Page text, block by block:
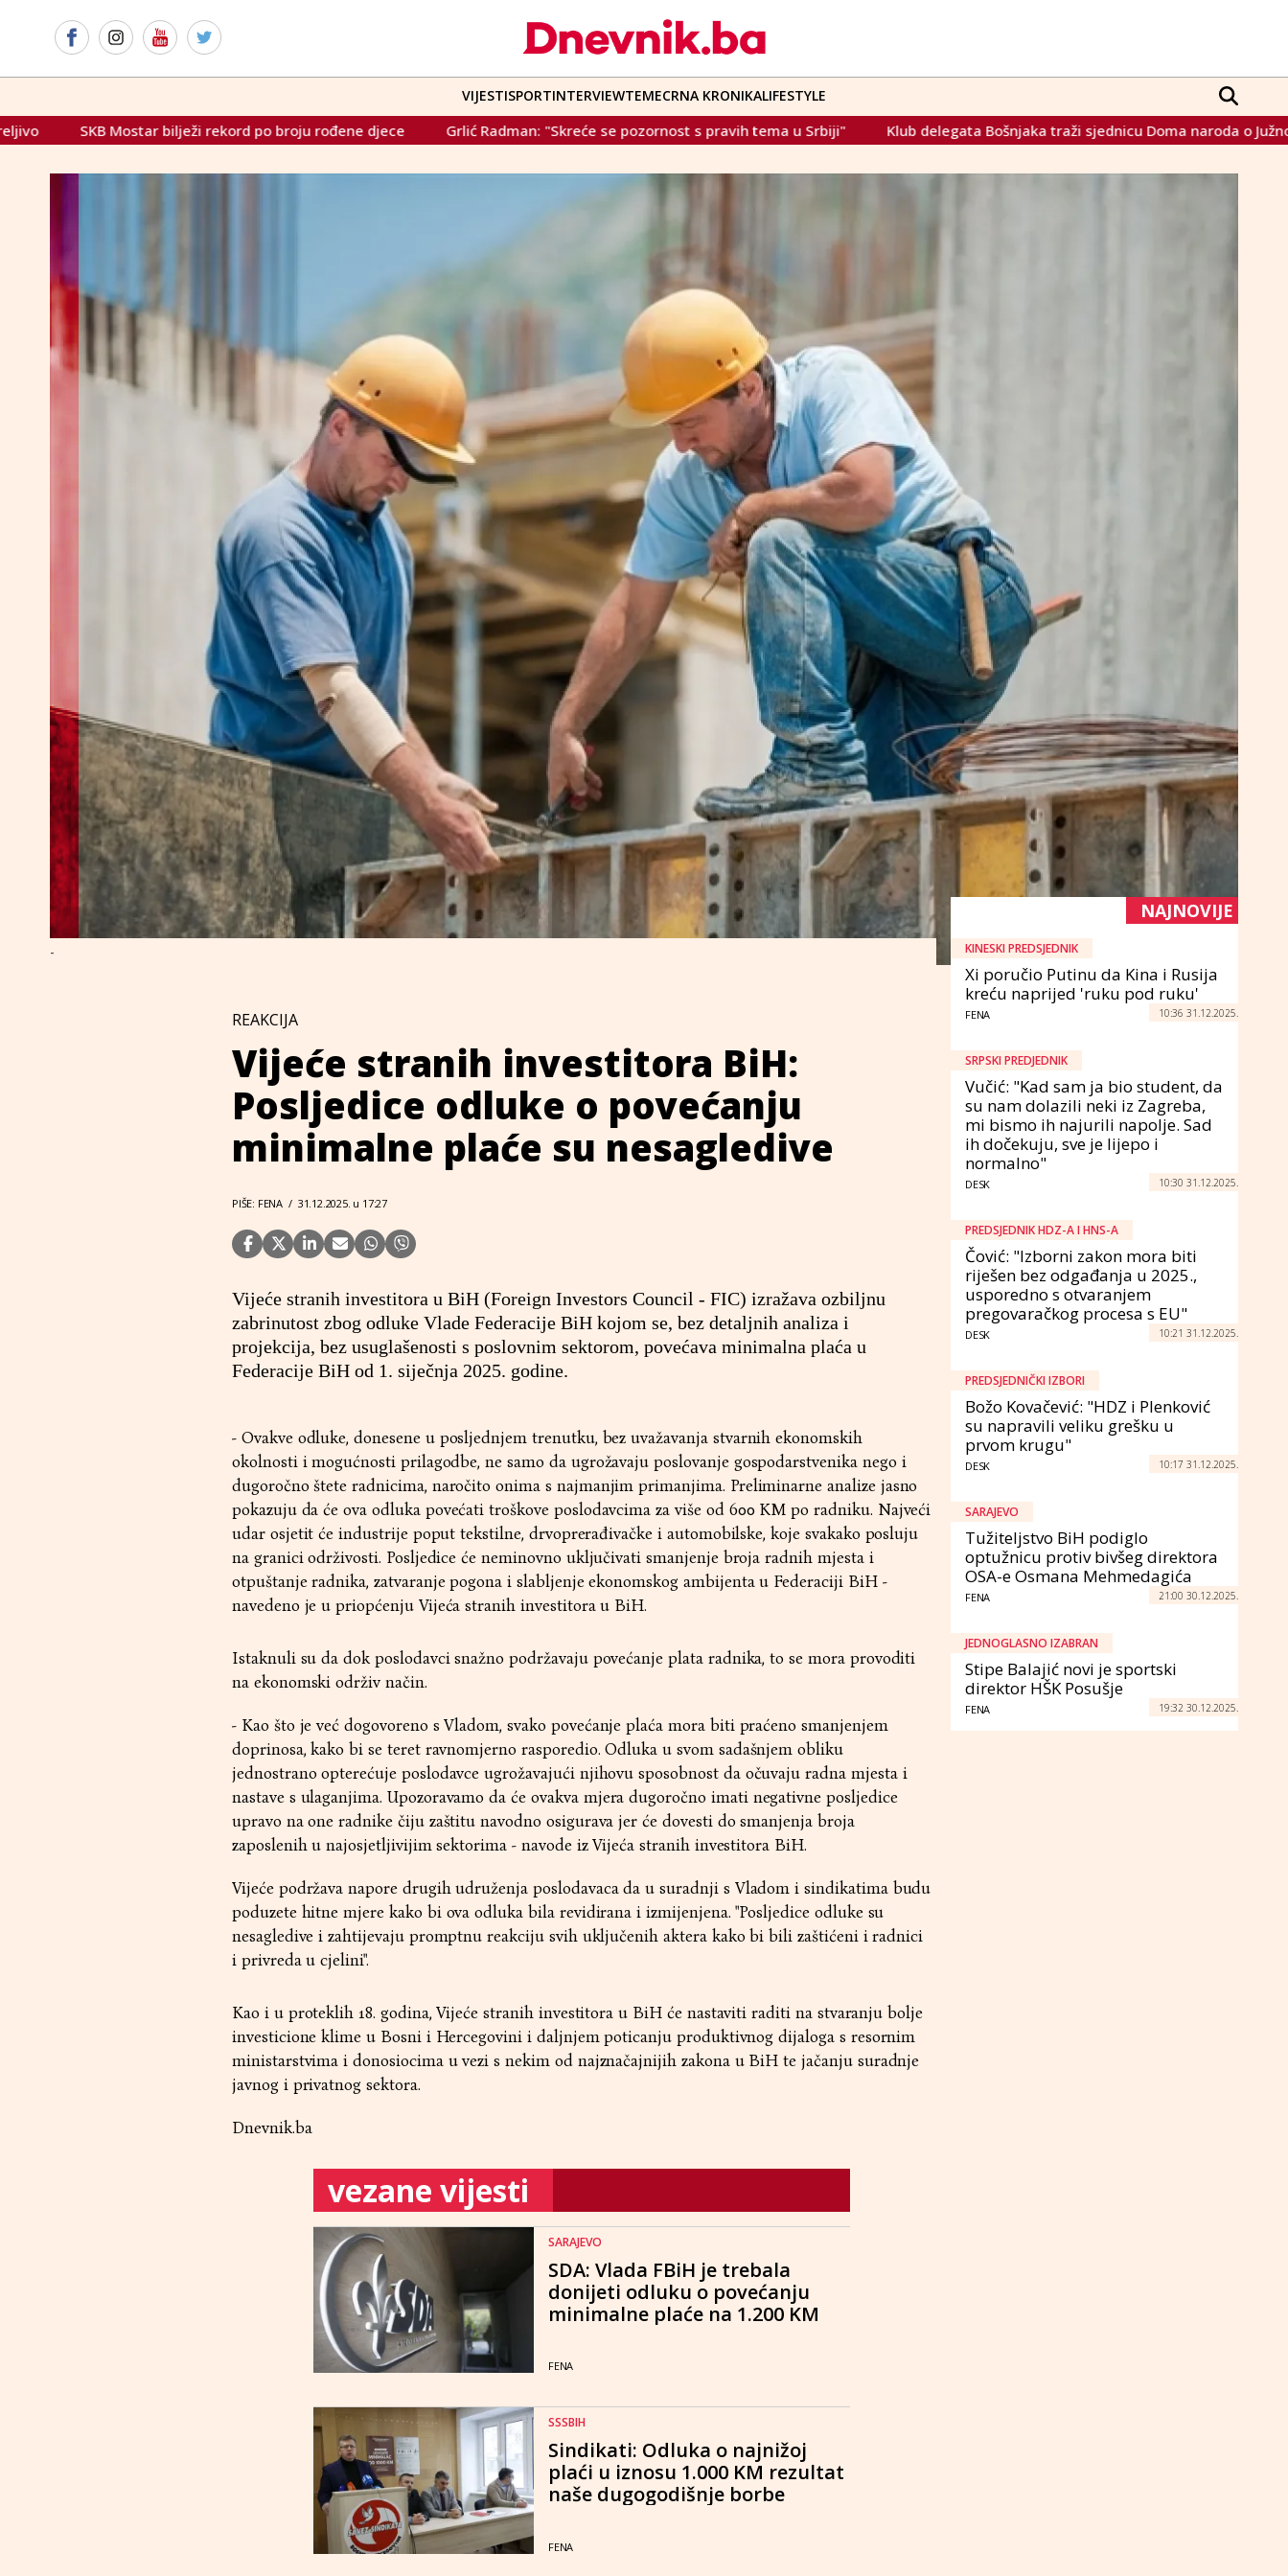
VIJESTISPORTINTERVIEWTEMECRNA KRONIKALIFESTYLE
rekord po broju rođene djece Grlić Radman: "Skreće se pozornost s pravih tema u Srbiji" Klub delegata Bošnjaka traži sjednicu Doma naroda o Južnoj plinskoj interkonekciji
-
REAKCIJA
Vijeće stranih investitora BiH:
Posljedice odluke o povećanju
minimalne plaće su nesagledive
PIŠE: FENA / 31.12.2025. u 17:27
Vijeće stranih investitora u BiH (Foreign Investors Council - FIC) izražava ozbiljnu
zabrinutost zbog odluke Vlade Federacije BiH kojom se, bez detaljnih analiza i
projekcija, bez usuglašenosti s poslovnim sektorom, povećava minimalna plaća u
Federacije BiH od 1. siječnja 2025. godine.
- Ovakve odluke, donesene u posljednjem trenutku, bez uvažavanja stvarnih ekonomskih
okolnosti i mogućnosti prilagodbe, ne samo da ugrožavaju poslovanje gospodarstvenika nego i
dugoročno štete radnicima, naročito onima s najmanjim primanjima. Preliminarne analize jasno
pokazuju da će ova odluka povećati troškove poslodavcima za više od 600 KM po radniku. Najveći
udar osjetit će industrije poput tekstilne, drvoprerađivačke i automobilske, koje svakako posluju
na granici održivosti. Posljedice će neminovno uključivati smanjenje broja radnih mjesta i
otpuštanje radnika, zatvaranje pogona i slabljenje ekonomskog ambijenta u Federaciji BiH -
navedeno je u priopćenju Vijeća stranih investitora u BiH.
Istaknuli su da dok poslodavci snažno podržavaju povećanje plata radnika, to se mora provoditi
na ekonomski održiv način.
- Kao što je već dogovoreno s Vladom, svako povećanje plaća mora biti praćeno smanjenjem
doprinosa, kako bi se teret ravnomjerno rasporedio. Odluka u svom sadašnjem obliku
jednostrano opterećuje poslodavce ugrožavajući njihovu sposobnost da očuvaju radna mjesta i
nastave s ulaganjima. Upozoravamo da će ovakva mjera dugoročno imati negativne posljedice
upravo na one radnike čiju zaštitu navodno osigurava jer će dovesti do smanjenja broja
zaposlenih u najosjetljivijim sektorima - navode iz Vijeća stranih investitora BiH.
Vijeće podržava napore drugih udruženja poslodavaca da u suradnji s Vladom i sindikatima budu
poduzete hitne mjere kako bi ova odluka bila revidirana i izmijenjena. "Posljedice odluke su
nesagledive i zahtijevaju promptnu reakciju svih uključenih aktera kako bi bili zaštićeni i radnici
i privreda u cjelini".
Kao i u proteklih 18. godina, Vijeće stranih investitora u BiH će nastaviti raditi na stvaranju bolje
investicione klime u Bosni i Hercegovini i daljnjem poticanju produktivnog dijaloga s resornim
ministarstvima i donosiocima u vezi s nekim od najznačajnijih zakona u BiH te jačanju suradnje
javnog i privatnog sektora.
Dnevnik.ba
vezane vijesti
SARAJEVO
SDA: Vlada FBiH je trebala
donijeti odluku o povećanju
minimalne plaće na 1.200 KM
FENA
SSSBIH
Sindikati: Odluka o najnižoj
plaći u iznosu 1.000 KM rezultat
naše dugogodišnje borbe
FENA
NAJNOVIJE
KINESKI PREDSJEDNIK
Xi poručio Putinu da Kina i Rusija
kreću naprijed 'ruku pod ruku'
FENA 10:36 31.12.2025.
SRPSKI PREDJEDNIK
Vučić: "Kad sam ja bio student, da
su nam dolazili neki iz Zagreba,
mi bismo ih najurili napolje. Sad
ih dočekuju, sve je lijepo i
normalno"
DESK 10:30 31.12.2025.
PREDSJEDNIK HDZ-A I HNS-A
Čović: "Izborni zakon mora biti
riješen bez odgađanja u 2025.,
usporedno s otvaranjem
pregovaračkog procesa s EU"
DESK 10:21 31.12.2025.
PREDSJEDNIČKI IZBORI
Božo Kovačević: "HDZ i Plenković
su napravili veliku grešku u
prvom krugu"
DESK 10:17 31.12.2025.
SARAJEVO
Tužiteljstvo BiH podiglo
optužnicu protiv bivšeg direktora
OSA-e Osmana Mehmedagića
FENA 21:00 30.12.2025.
JEDNOGLASNO IZABRAN
Stipe Balajić novi je sportski
direktor HŠK Posušje
FENA 19:32 30.12.2025.